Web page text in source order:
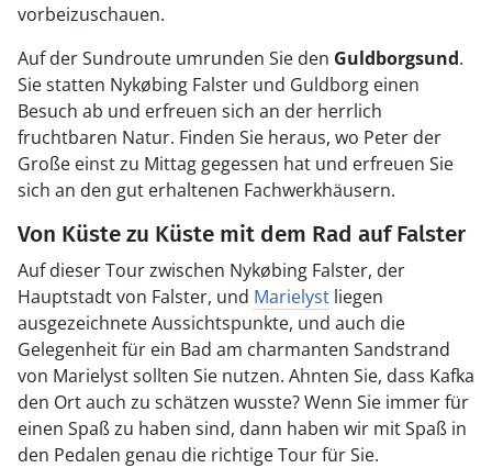
vorbeizuschauen.
Auf der Sundroute umrunden Sie den Guldborgsund.
Sie statten Nykøbing Falster und Guldborg einen
Besuch ab und erfreuen sich an der herrlich
fruchtbaren Natur. Finden Sie heraus, wo Peter der
Große einst zu Mittag gegessen hat und erfreuen Sie
sich an den gut erhaltenen Fachwerkhäusern.
Von Küste zu Küste mit dem Rad auf Falster
Auf dieser Tour zwischen Nykøbing Falster, der
Hauptstadt von Falster, und Marielyst liegen
ausgezeichnete Aussichtspunkte, und auch die
Gelegenheit für ein Bad am charmanten Sandstrand
von Marielyst sollten Sie nutzen. Ahnten Sie, dass Kafka
den Ort auch zu schätzen wusste? Wenn Sie immer für
einen Spaß zu haben sind, dann haben wir mit Spaß in
den Pedalen genau die richtige Tour für Sie.